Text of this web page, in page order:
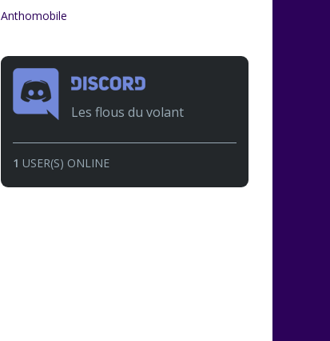
Anthomobile
Les flous du volant
1 USER(S) ONLINE